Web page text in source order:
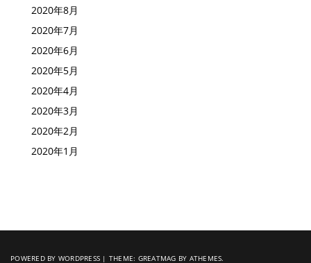
2020年8月
2020年7月
2020年6月
2020年5月
2020年4月
2020年3月
2020年2月
2020年1月
POWERED BY WORDPRESS | THEME: GREATMAG BY ATHEMES.